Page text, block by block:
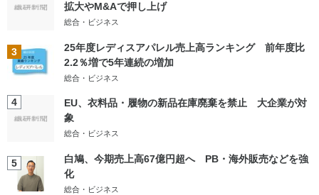
拡大やM&Aで押し上げ
総合・ビジネス
3
25年度レディスアパレル売上高ランキング 前年度比
2.2％増で5年連続の増加
総合・ビジネス
4
EU、衣料品・履物の新品在庫廃棄を禁止 大企業が対
象
総合・ビジネス
5
白鳩、今期売上高67億円超へ PB・海外販売などを強
化
総合・ビジネス